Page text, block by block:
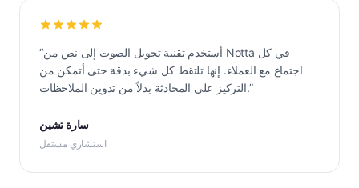
“أستخدم تقنية تحويل الصوت إلى نص من Notta في كل
اجتماع مع العملاء. إنها تلتقط كل شيء بدقة حتى أتمكن من
التركيز على المحادثة بدلاً من تدوين الملاحظات.”
سارة تشين
استشاري مستقل